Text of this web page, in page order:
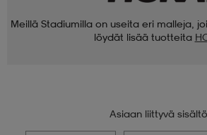
Meillä Stadiumilla on useita eri malleja,
löydät lisää tuotteita
Asiaan liittyvä sisältö